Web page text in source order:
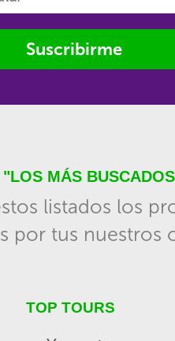
Suscribirme
"LOS MÁS
listados los
por tus nuestros
TOP TOURS